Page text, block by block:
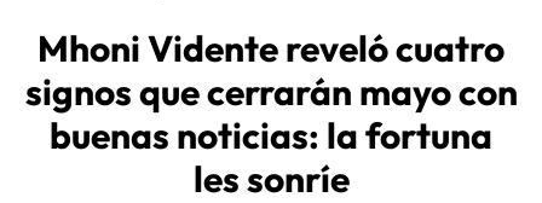
Mhoni Vidente reveló cuatro
signos que cerrarán mayo con
buenas noticias: la fortuna
les sonríe